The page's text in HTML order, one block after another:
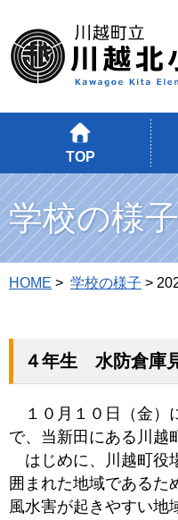
TOP
学校の様
HOME > 学校の様子 >
４年生 水防倉庫
１０月１０日（金）
で、当新田にある川越
はじめに、川越町役
囲まれた地域であるた
風水害が起きやすい地